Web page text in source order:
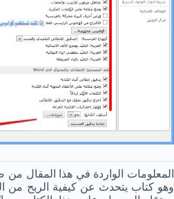
المعلومات الواردة في هذا المقال
وهو كتاب يتحدث عن كيفية الربح من